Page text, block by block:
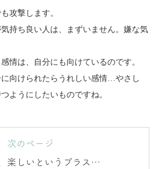
攻撃します。
持ち良い人は、まずいません。嫌な気
情は、自分にも向けているのです。
向けられたらうれしい感情…やさし
ようにしたいものですね。
次のページ
楽しいというプラスの